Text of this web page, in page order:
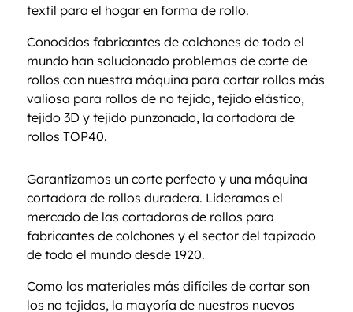
textil para el hogar en forma de rollo.
Conocidos fabricantes de colchones de todo el
mundo han solucionado problemas de corte de
rollos con nuestra máquina para cortar rollos más
valiosa para rollos de no tejido, tejido elástico,
tejido 3D y tejido punzonado, la cortadora de
rollos TOP40.
Garantizamos un corte perfecto y una máquina
cortadora de rollos duradera. Lideramos el
mercado de las cortadoras de rollos para
fabricantes de colchones y el sector del tapizado
de todo el mundo desde 1920.
Como los materiales más difíciles de cortar son
los no tejidos, la mayoría de nuestros nuevos